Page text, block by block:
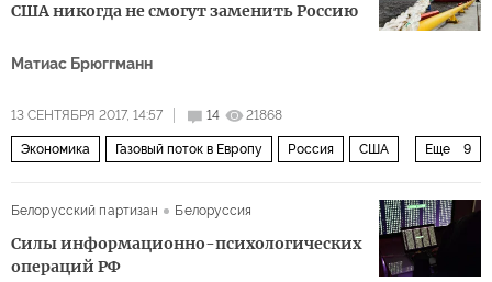
США никогда не смогут заменить Россию
Матиас Брюггманн
13 СЕНТЯБРЯ 2017, 14:57 14 21868
Еще 9
Экономика Газовый поток в Европу Россия США
Белорусский партизан Белоруссия
Силы информационно-психологических
операций РФ